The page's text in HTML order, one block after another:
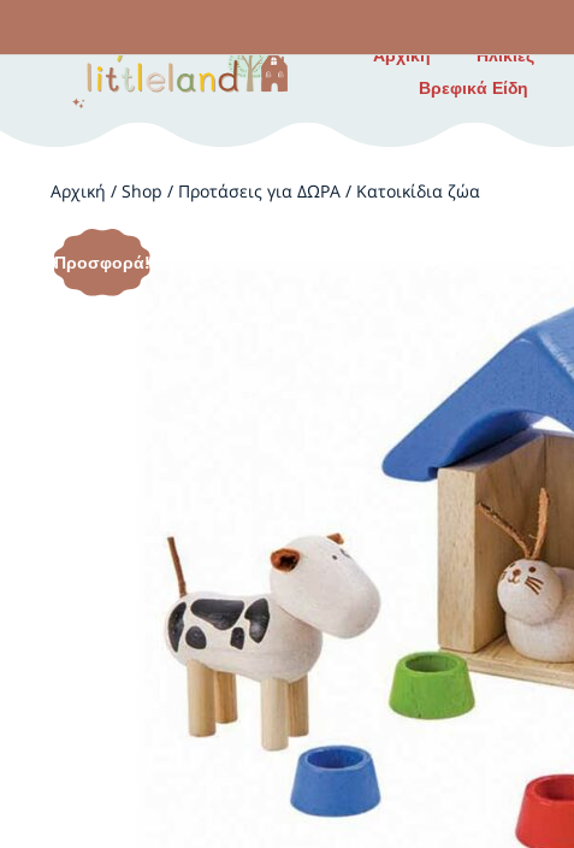
Αρχική
Ηλικίες
Βρεφικά Είδη
Αρχική / Shop / Προτάσεις για ΔΩΡΑ / Κατοικίδια ζώα
Προσφορά!